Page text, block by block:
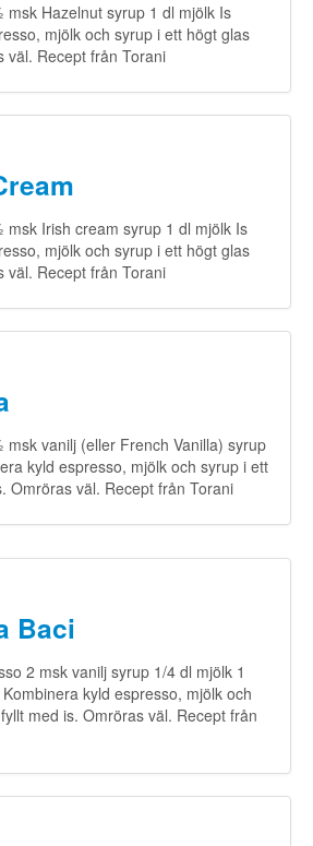
Hazelnut syrup 1 dl mjölk Is
mjölk och syrup i ett högt glas
väl. Recept från Torani
Irish cream syrup 1 dl mjölk Is
mjölk och syrup i ett högt glas
väl. Recept från Torani
vanilj (eller French Vanilla) syrup
kyld espresso, mjölk och syrup i ett
Omröras väl. Recept från Torani
Baci
2 msk vanilj syrup 1/4 dl mjölk 1
kyld espresso, mjölk och
med is. Omröras väl. Recept från